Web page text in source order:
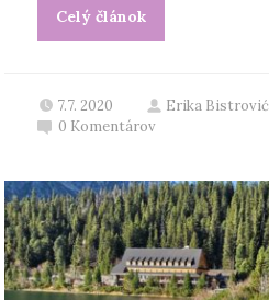
Celý článok
7.7. 2020 Erika Bistrović
0 Komentárov